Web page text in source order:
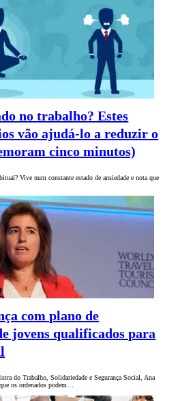
no trabalho? Estes
vão ajudá-lo a reduzir o
cinco minutos)
Vive num constante estado de ansiedade e nota que
com plano de
jovens qualificados para
do Trabalho, Solidariedade e Segurança Social, Ana
os ordenados podem…